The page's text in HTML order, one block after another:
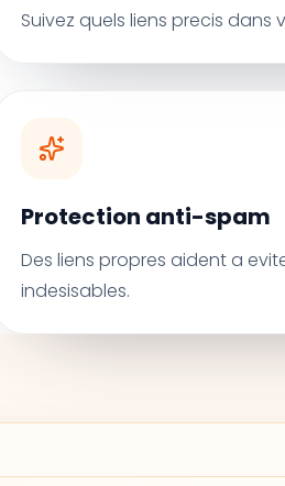
Suivez quels liens precis dans
Protection anti-spam
Des liens propres aident a
indesisables.